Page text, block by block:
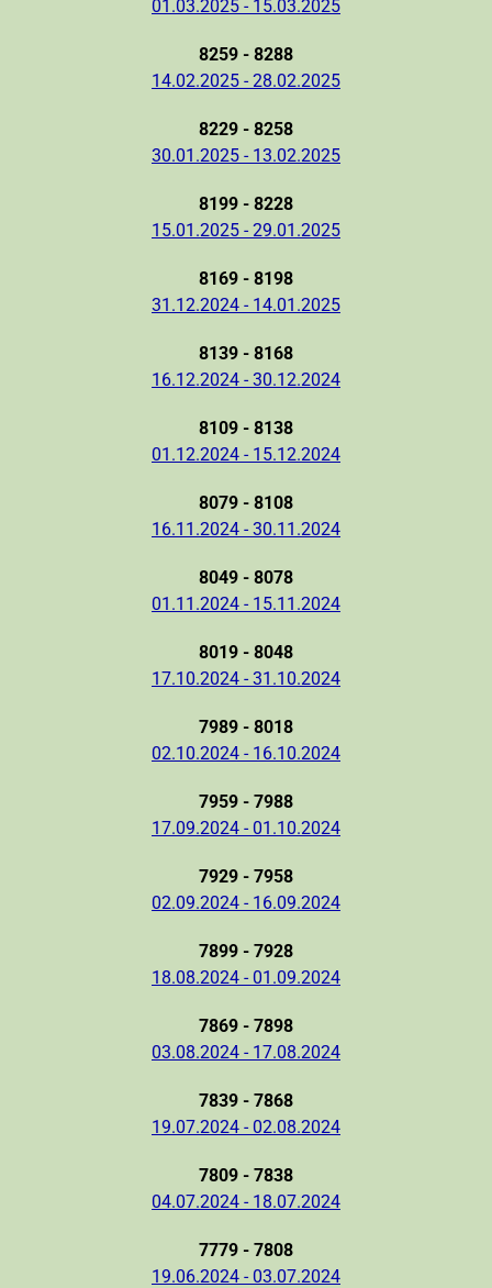
01.03.2025 - 15.03.2025
8259 - 8288
14.02.2025 - 28.02.2025
8229 - 8258
30.01.2025 - 13.02.2025
8199 - 8228
15.01.2025 - 29.01.2025
8169 - 8198
31.12.2024 - 14.01.2025
8139 - 8168
16.12.2024 - 30.12.2024
8109 - 8138
01.12.2024 - 15.12.2024
8079 - 8108
16.11.2024 - 30.11.2024
8049 - 8078
01.11.2024 - 15.11.2024
8019 - 8048
17.10.2024 - 31.10.2024
7989 - 8018
02.10.2024 - 16.10.2024
7959 - 7988
17.09.2024 - 01.10.2024
7929 - 7958
02.09.2024 - 16.09.2024
7899 - 7928
18.08.2024 - 01.09.2024
7869 - 7898
03.08.2024 - 17.08.2024
7839 - 7868
19.07.2024 - 02.08.2024
7809 - 7838
04.07.2024 - 18.07.2024
7779 - 7808
19.06.2024 - 03.07.2024